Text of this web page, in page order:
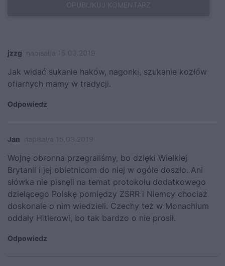
jzzg
Jak widać sukanie haków, nagonki, szukanie kozłów
ofiarnych mamy w tradycji.
Odpowiedz
Jan
Wojnę obronna przegraliśmy, bo dzięki Wielkiej
Brytanii i jej obietnicom do niej w ogóle doszło. Ani
słówka nie pisnęli na temat protokołu dodatkowego
dzielącego Polskę pomiędzy ZSRR i Niemcy chociaż
doskonale o nim wiedzieli. Czechy też w Monachium
oddały Hitlerowi, bo tak bardzo o nie prosił.
Odpowiedz